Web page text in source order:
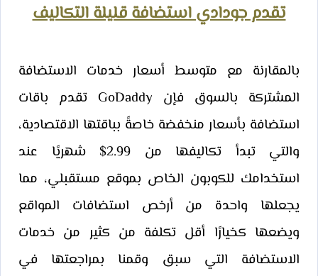
تقدم جودادي استضافة قليلة التكاليف
بالمقارنة مع متوسط أسعار خدمات الاستضافة
المشتركة بالسوق فإن GoDaddy تقدم باقات
استضافة بأسعار منخفضة خاصةً بباقتها الاقتصادية،
والتي تبدأ تكاليفها من 2.99$ شهريًا عند
استخدامك للكوبون الخاص بموقع مستقبلي، مما
يجعلها واحدة من أرخص استضافات المواقع
ويضعها كخيارًا أقل تكلفة من كثير من خدمات
الاستضافة التي سبق وقمنا بمراجعتها في